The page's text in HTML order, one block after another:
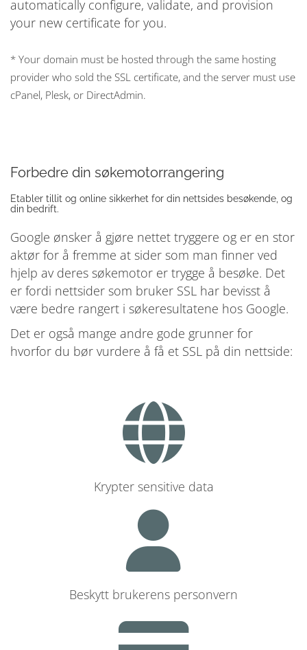
automatically configure, validate, and provision
your new certificate for you.
* Your domain must be hosted through the same hosting
provider who sold the SSL certificate, and the server must use
cPanel, Plesk, or DirectAdmin.
Forbedre din søkemotorrangering
Etabler tillit og online sikkerhet for din nettsides besøkende, og
din bedrift.
Google ønsker å gjøre nettet tryggere og er en stor
aktør for å fremme at sider som man finner ved
hjelp av deres søkemotor er trygge å besøke. Det
er fordi nettsider som bruker SSL har bevisst å
være bedre rangert i søkeresultatene hos Google.
Det er også mange andre gode grunner for
hvorfor du bør vurdere å få et SSL på din nettside:
Krypter sensitive data
Beskytt brukerens personvern